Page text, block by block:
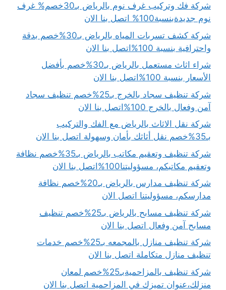
شركة فك وتركيب غرف نوم بالرياض بـ30خصم% غرف
نوم جديدةبنسبة100% اتصل بنا الان
شركة كشف تسربات المياه بالرياض بـ30%خصم بدقة
واحترافية بنسبة 100%اتصل بنا الان
شراء اثاث مستعمل بالرياض بـ30%خصم بأفضل
الأسعار بنسبة 100%اتصل بنا الان
شركة تنظيف سجاد بالخرج بـ25%خصم تنظيف سجاد
آمن وفعال بالخرج 100%اتصل بنا الان
شركة نقل الاثاث بالرياض مع الفك والتركيب
بـ35%خصم نقل أثاثك بأمان وسهولة اتصل بنا الان
شركة تنظيف وتعقيم مكاتب بالرياض بـ35%خصم نظافة
وتعقيم مكاتبكم، مسؤوليتنا100%اتصل بنا الان
شركة تنظيف مدارس بالرياض بـ20%خصم نظافة
مدارسكم، مسؤوليتنا اتصل الان
شركة تنظيف مسابح بالرياض بـ25%خصم تنظيف
مسابح آمن وفعال اتصل بنا الان
شركة تنظيف منازل بالمجمعه بـ25%خصم خدمات
تنظيف منازل متكاملة اتصل بنا الان
شركة تنظيف بالمزاحميةبـ25%خصم لمعان
منزلك،عنوان تميزك في المزاحمية اتصل بنا الان